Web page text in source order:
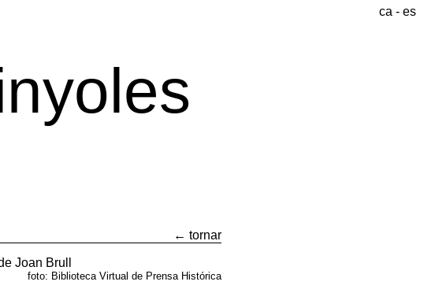
ca - es
← tornar
Conte
foto: Biblioteca Virtual de Prensa Histórica